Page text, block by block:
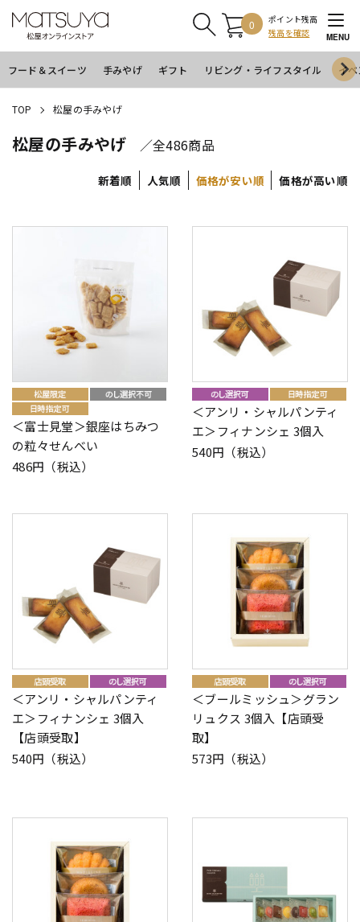
0
ポイント残高
残高を確認
MENU
フード＆スイーツ 手みやげ ギフト リビング・ライフスタイル イ
TOP 松屋の手みやげ
松屋の手みやげ ／全486商品
新着順 人気順 価格が安い順 価格が高い順
＜富士見堂＞銀座はちみつ
の粒々せんべい
486円（税込）
＜アンリ・シャルパンティ
エ＞フィナンシェ 3個入
540円（税込）
＜アンリ・シャルパンティ
エ＞フィナンシェ 3個入
【店頭受取】
540円（税込）
＜ブールミッシュ＞グラン
リュクス 3個入【店頭受
取】
573円（税込）